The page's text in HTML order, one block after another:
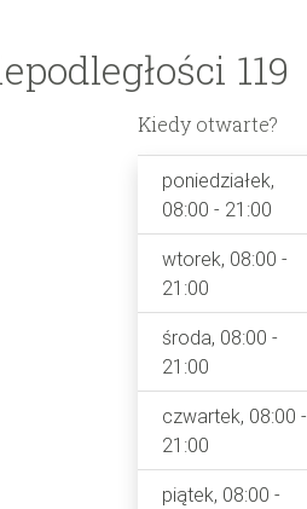
119
Kiedy otwarte?
poniedziałek,
08:00 - 21:00
wtorek, 08:00 -
21:00
środa, 08:00 -
21:00
czwartek, 08:00 -
21:00
piątek, 08:00 -